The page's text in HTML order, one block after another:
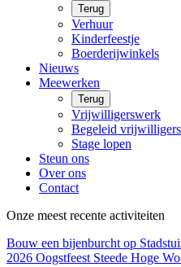
Terug
Verhuur
Kinderfeestje
Boerderijwinkels
Nieuws
Meewerken
Terug
Vrijwilligerswerk
Begeleid
Stage lopen
Steun ons
Over ons
Contact
Onze meest recente activiteiten
Bouw een bijenburcht op
2026 Oogstfeest Steede Hoge